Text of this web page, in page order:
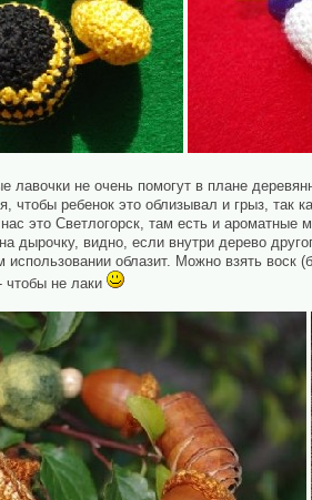
лавочки не очень помогут в плане
чтобы ребенок это облизывал и грыз,
это Светлогорск, там есть и
дырочку, видно, если внутри дерево
использовании облазит. Можно взять
чтобы не лаки